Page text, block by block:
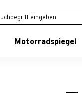
Motorradspiegel